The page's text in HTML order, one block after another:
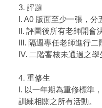
3. 評題
I. A0 版面至少一張，分
II. 評圖後所有老師開會
III. 隔週專任老師進行二
IV. 二階審核未通過之
4. 重修生
I. 以一年期為重修標準
訓練相關之所有活動。